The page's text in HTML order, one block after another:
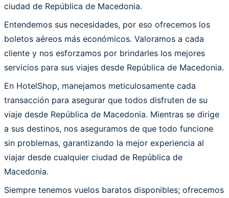
ciudad de República de Macedonia.
Entendemos sus necesidades, por eso ofrecemos los
boletos aéreos más económicos. Valoramos a cada
cliente y nos esforzamos por brindarles los mejores
servicios para sus viajes desde República de Macedonia.
En HotelShop, manejamos meticulosamente cada
transacción para asegurar que todos disfruten de su
viaje desde República de Macedonia. Mientras se dirige
a sus destinos, nos aseguramos de que todo funcione
sin problemas, garantizando la mejor experiencia al
viajar desde cualquier ciudad de República de
Macedonia.
Siempre tenemos vuelos baratos disponibles; ofrecemos